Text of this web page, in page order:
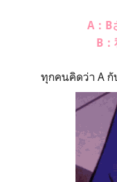
A：B
B：
ทุกคนคิดว่า A กั